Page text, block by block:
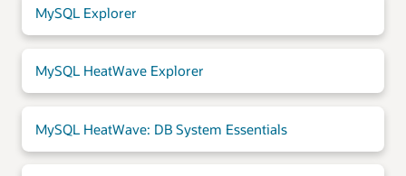
MySQL Explorer
MySQL HeatWave Explorer
MySQL HeatWave: DB System Essentials